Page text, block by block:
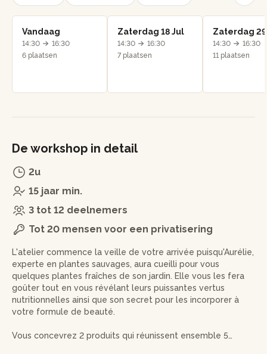
Filters resetten
Vandaag
14:30
16:30
6 plaatsen
Zaterdag 18 Jul
14:30
16:30
7 plaatsen
Zaterdag
14:30
16:30
11 plaatsen
De workshop in detail
2u
15 jaar min.
3 tot 12 deelnemers
Tot 20 mensen voor een privatisering
L'atelier commence la veille de votre arrivée puisqu'Aurélie,
experte en plantes sauvages, aura cueilli pour vous
quelques plantes fraîches de son jardin. Elle vous les fera
goûter tout en vous révélant leurs puissantes vertus
nutritionnelles ainsi que son secret pour les incorporer à
votre formule de beauté.
Vous concevrez 2 produits qui réunissent ensemble 5